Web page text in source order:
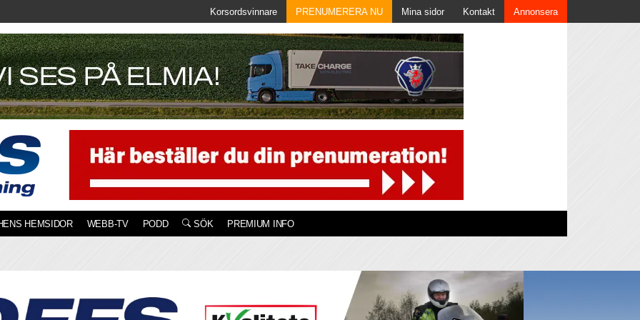
Korsordsvinnare PRENUMERERA NU Mina sidor Kontakt Annonsera
HEMSIDOR WEBB-TV PODD SÖK PREMIUM INFO